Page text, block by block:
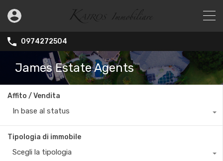
0974272504
James Estate Agents
Affito / Vendita
In base al status
Tipologia di immobile
Scegli la tipologia